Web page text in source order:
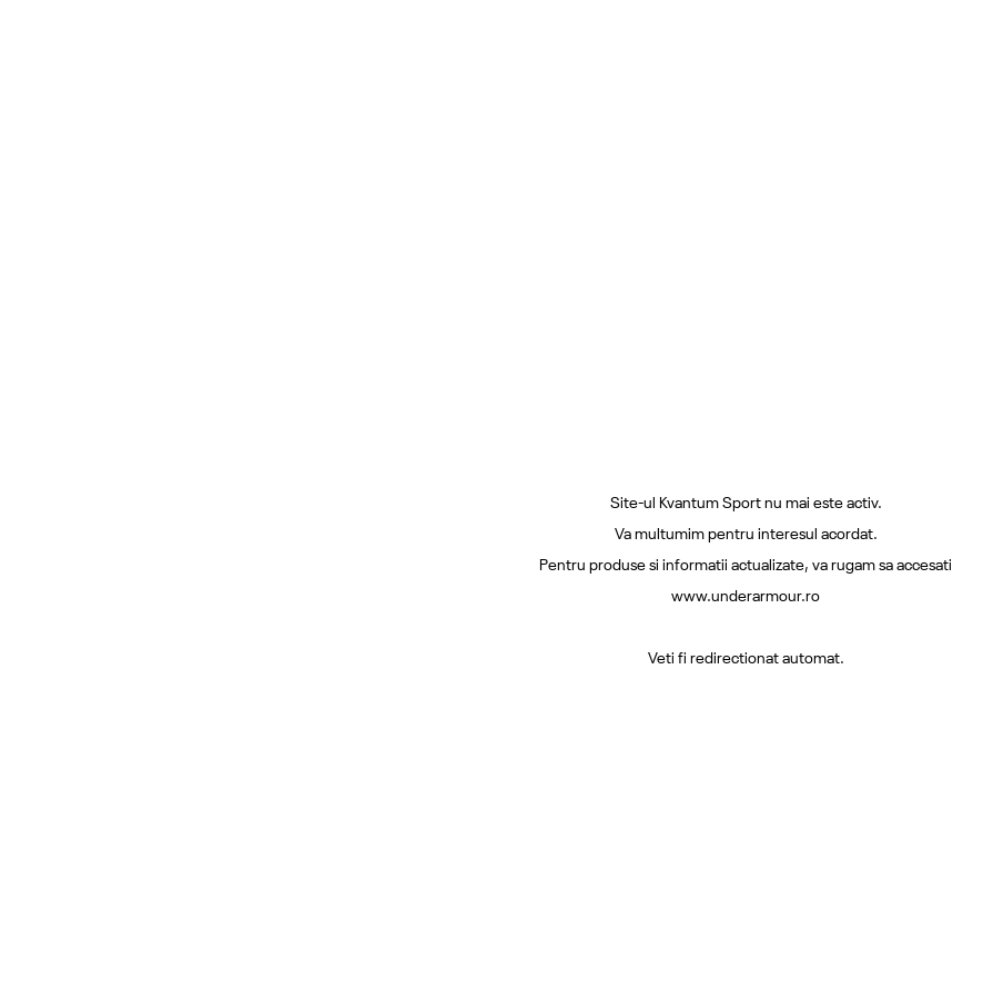
Site-ul Kvantum Sport nu mai este activ.
Va multumim pentru interesul acordat.
Pentru produse si informatii actualizate, va rugam sa accesati
www.underarmour.ro
Veti fi redirectionat automat.